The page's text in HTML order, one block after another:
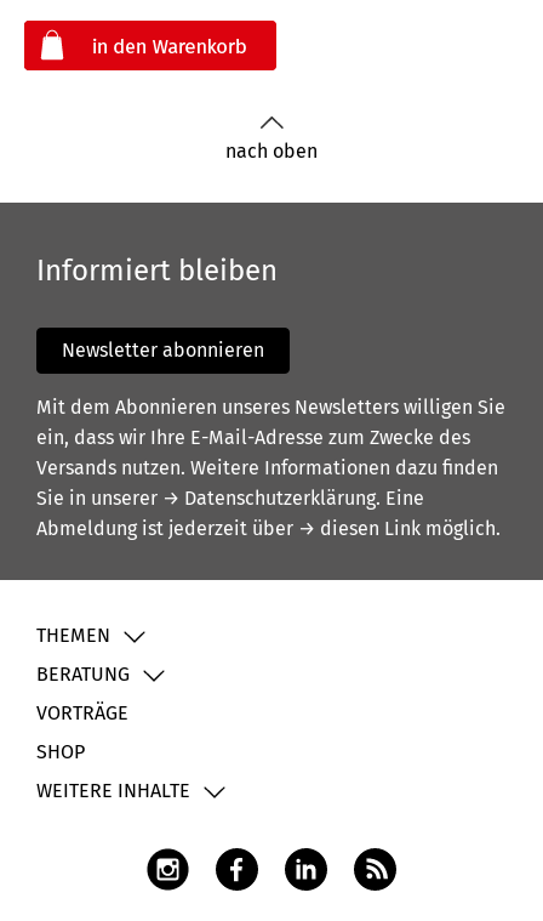
nach oben
Informiert bleiben
Newsletter abonnieren
Mit dem Abonnieren unseres Newsletters willigen Sie
ein, dass wir Ihre E-Mail-Adresse zum Zwecke des
Versands nutzen. Weitere Informationen dazu finden
Sie in unserer → Datenschutzerklärung. Eine
Abmeldung ist jederzeit über → diesen Link möglich.
THEMEN
BERATUNG
VORTRÄGE
SHOP
WEITERE INHALTE